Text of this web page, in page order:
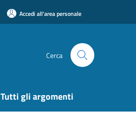
Accedi all'area personale
Cerca
Tutti gli argomenti